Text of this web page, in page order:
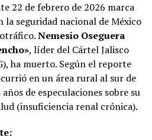
22 de febrero de 2026 marca
la seguridad nacional de México
Nemesio Oseguera
, líder del Cártel Jalisco
ha muerto. Según el reporte
en un área rural al sur de
de especulaciones sobre su
(insuficiencia renal crónica).